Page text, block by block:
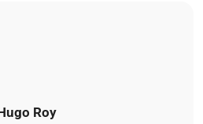
Roy